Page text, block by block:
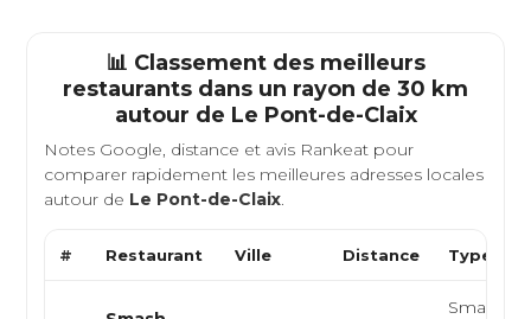
📊 Classement des meilleurs
restaurants dans un rayon de 30 km
autour de Le Pont-de-Claix
Notes Google, distance et avis Rankeat pour
comparer rapidement les meilleures adresses locales
autour de Le Pont-de-Claix.
# Restaurant Ville Distance Type de
Smash